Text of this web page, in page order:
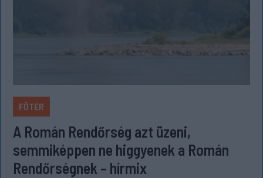
FŐTÉR
A Román Rendőrség azt üzeni,
semmiképpen ne higgyenek a Román
Rendőrségnek – hírmix